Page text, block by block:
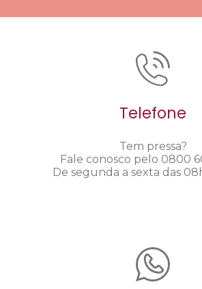
Telefone
Tem pressa?
Fale conosco pelo 0800
De segunda a sexta das